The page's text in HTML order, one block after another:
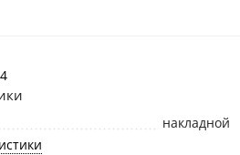
накладной